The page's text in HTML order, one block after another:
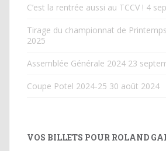
C’est la rentrée aussi au TCCV ! 4
Tirage du championnat de
2025
Assemblée Générale 2024 23
Coupe Potel 2024-25 30 août 2024
VOS BILLETS POUR ROLAND